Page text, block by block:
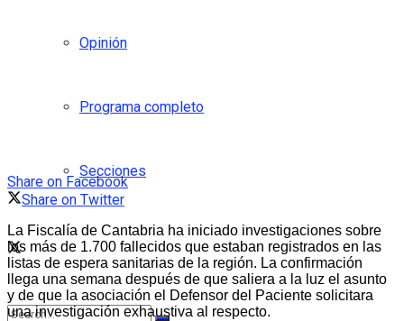
Opinión
Programa completo
Secciones
Share on Facebook
Share on Twitter
La Fiscalía de Cantabria ha iniciado investigaciones sobre
los más de 1.700 fallecidos que estaban registrados en las
listas de espera sanitarias de la región. La confirmación
llega una semana después de que saliera a la luz el asunto
y de que la asociación el Defensor del Paciente solicitara
una investigación exhaustiva al respecto.